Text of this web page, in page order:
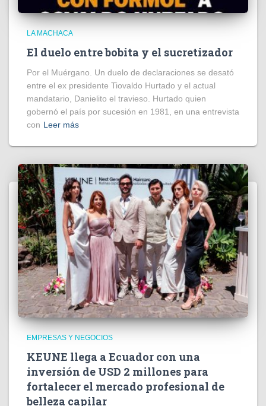
LA MACHACA
El duelo entre bobita y el sucretizador
Por el Muérgano. Un duelo de declaraciones se desató
entre el ex presidente Tiovaldo Hurtado y el actual
mandatario, Danielito el travieso. Hurtado quien
gobernó el país por sucesión en 1981, en una entrevista
con Leer más
EMPRESAS Y NEGOCIOS
KEUNE llega a Ecuador con una
inversión de USD 2 millones para
fortalecer el mercado profesional de
belleza capilar